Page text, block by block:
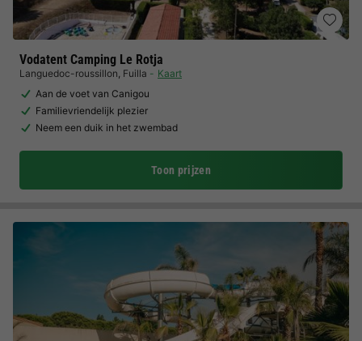
Vodatent Camping Le Rotja
Languedoc-roussillon, Fuilla
Kaart
Aan de voet van Canigou
Familievriendelijk plezier
Neem een duik in het zwembad
Toon prijzen